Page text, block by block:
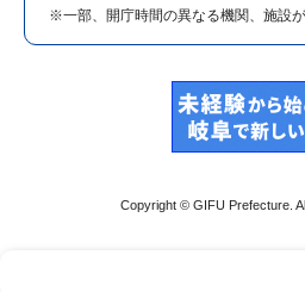
※一部、開庁時間の異なる機関、施設が
Copyright © GIFU Prefecture.